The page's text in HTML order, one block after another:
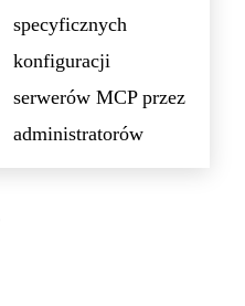
specyficznych
konfiguracji
serwerów MCP przez
administratorów